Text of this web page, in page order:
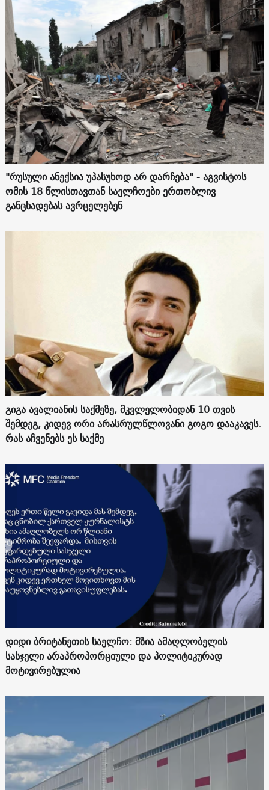
"რუსული ანექსია უპასუხოდ არ დარჩება" - აგვისტოს
ომის 18 წლისთავთან საელჩოები ერთობლივ
განცხადებას ავრცელებენ
გიგა ავალიანის საქმეზე, მკვლელობიდან 10 თვის
შემდეგ, კიდევ ორი არასრულწლოვანი გოგო დააკავეს.
რას აჩვენებს ეს საქმე
დიდი ბრიტანეთის საელჩო: მზია ამაღლობელის
სასჯელი არაპროპორციული და პოლიტიკურად
მოტივირებულია